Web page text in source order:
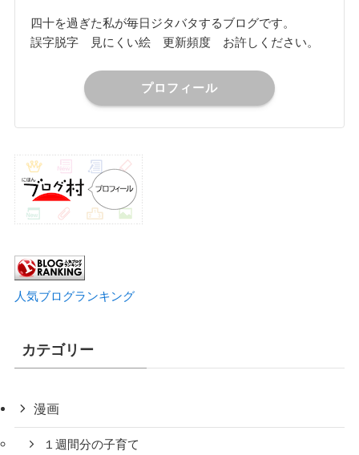
四十を過ぎた私が毎日ジタバタするブログです。
誤字脱字 見にくい絵 更新頻度 お許しください。
プロフィール
人気ブログランキング
カテゴリー
漫画
１週間分の子育て